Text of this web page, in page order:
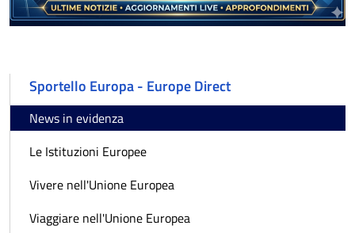
Sportello Europa - Europe Direct
News in evidenza
Le Istituzioni Europee
Vivere nell'Unione Europea
Viaggiare nell'Unione Europea